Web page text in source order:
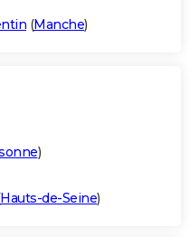
(Manche)
)
Hauts-de-Seine)